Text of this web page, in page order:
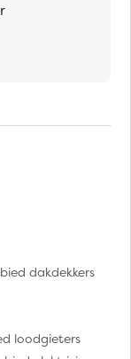
dakdekkers
loodgieters